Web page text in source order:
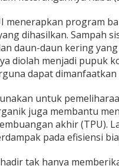
menerapkan program
dihasilkan. Sampah
daun-daun kering
diolah menjadi pupuk
dapat
untuk
juga membantu
akhir (TPU).
pada efisiensi
tak hanya